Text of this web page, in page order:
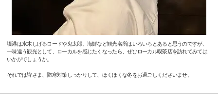
境港は水木しげるロードや鬼太郎、海鮮など観光名所はいろいろとあると思うのですが、
一味違う観光として、ローカルを感じたくなったら、ぜひローカル喫茶店を訪れてみては
いかがでしょうか。
それでは皆さま、防寒対策しっかりして、ほくほくな冬をお過ごしくださいませ。